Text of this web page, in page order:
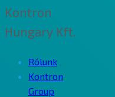
Kontron
Hungary Kft.
Rólunk
Kontron
Group